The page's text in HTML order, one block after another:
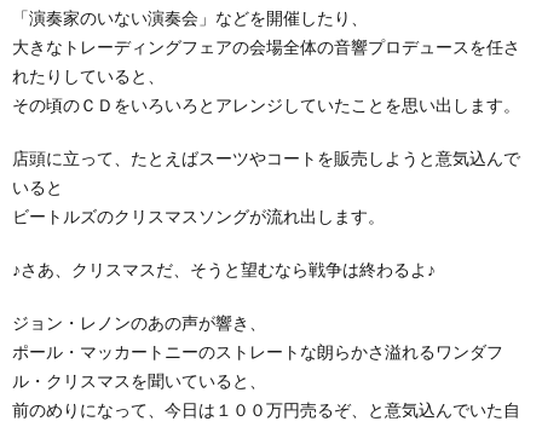
「演奏家のいない演奏会」などを開催したり、
大きなトレーディングフェアの会場全体の音響プロデュースを任さ
れたりしていると、
その頃のＣＤをいろいろとアレンジしていたことを思い出します。
店頭に立って、たとえばスーツやコートを販売しようと意気込んで
いると
ビートルズのクリスマスソングが流れ出します。
♪さあ、クリスマスだ、そうと望むなら戦争は終わるよ♪
ジョン・レノンのあの声が響き、
ポール・マッカートニーのストレートな朗らかさ溢れるワンダフ
ル・クリスマスを聞いていると、
前のめりになって、今日は１００万円売るぞ、と意気込んでいた自